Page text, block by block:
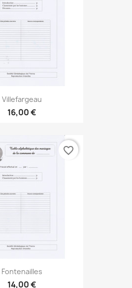
Villefargeau
16,00 €
Fontenailles
14,00 €
favorite_border